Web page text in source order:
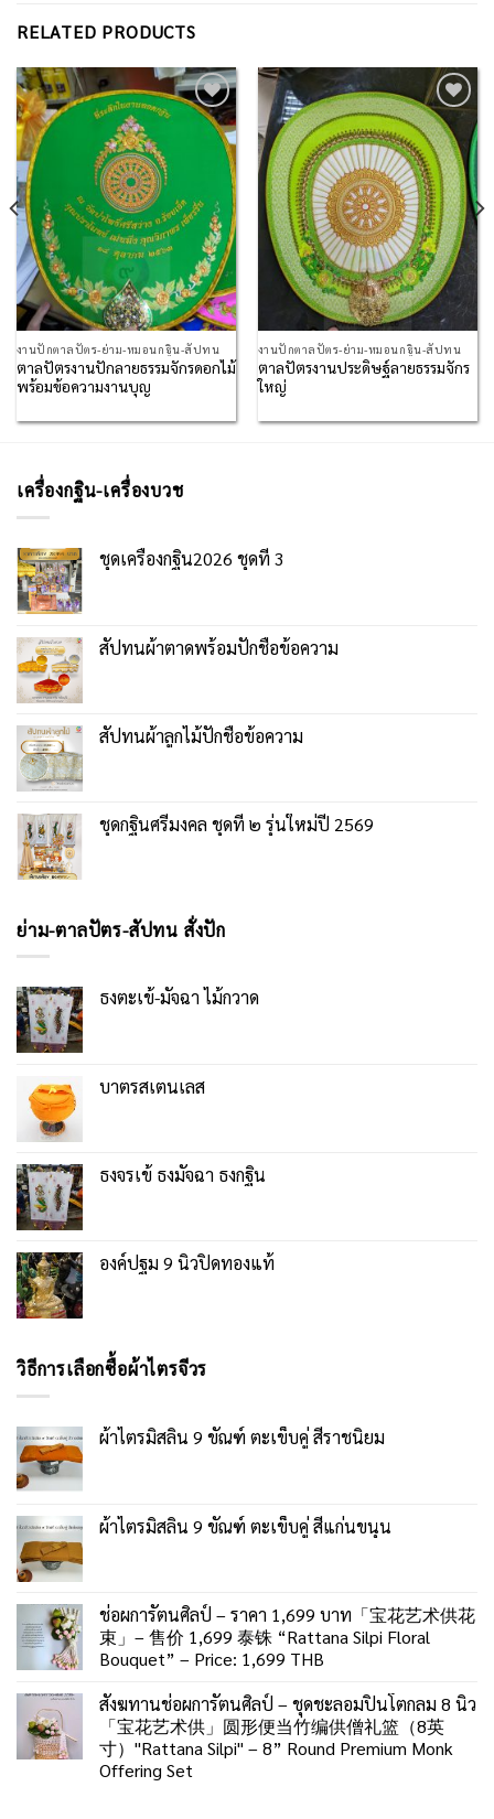
RELATED PRODUCTS
Add to
Wishlist
งานปักตาลปัตร-ย่าม-หมอนกฐิน-สัปทน
ตาลปัตรงานปักลายธรรมจักรดอกไม้
พร้อมข้อความงานบุญ
Add to
Wishlist
งานปักตาลปัตร-ย่าม-หมอนกฐิน-สัปทน
ตาลปัตรงานประดิษฐ์ลายธรรมจักร
ใหญ่
เครื่องกฐิน-เครื่องบวช
ชุดเครื่องกฐิน2026 ชุดที่ 3
สัปทนผ้าตาดพร้อมปักชื่อข้อความ
สัปทนผ้าลูกไม้ปักชื่อข้อความ
ชุดกฐินศรีมงคล ชุดที่ ๒ รุ่นใหม่ปี 2569
ย่าม-ตาลปัตร-สัปทน สั่งปัก
ธงตะเข้-มัจฉา ไม้กวาด
บาตรสเตนเลส
ธงจรเข้ ธงมัจฉา ธงกฐิน
องค์ปฐม 9 นิ้วปิดทองแท้
วิธีการเลือกซื้อผ้าไตรจีวร
ผ้าไตรมิสลิน 9 ขัณฑ์ ตะเข็บคู่ สีราชนิยม
ผ้าไตรมิสลิน 9 ขัณฑ์ ตะเข็บคู่ สีแก่นขนุน
ช่อผการัตนศิลป์ – ราคา 1,699 บาท「宝花艺术供花
束」– 售价 1,699 泰铢 “Rattana Silpi Floral
Bouquet” – Price: 1,699 THB
สังฆทานช่อผการัตนศิลป์ – ชุดชะลอมปิ่นโตกลม 8 นิ้ว
「宝花艺术供」圆形便当竹编供僧礼篮（8英
寸）"Rattana Silpi" – 8” Round Premium Monk
Offering Set